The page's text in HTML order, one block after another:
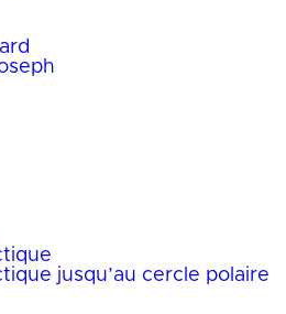
jusqu’au cercle polaire